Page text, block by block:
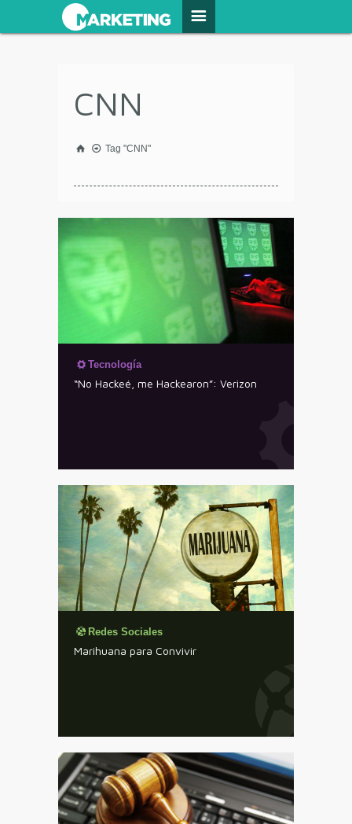
CNN
Tag "CNN"
Tecnología
“No Hackeé, me Hackearon”: Verizon
Redes Sociales
Marihuana para Convivir